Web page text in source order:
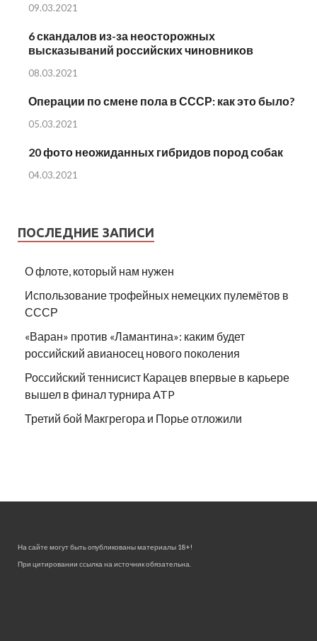
09.03.2021
6 скандалов из-за неосторожных
высказываний российских чиновников
08.03.2021
Операции по смене пола в СССР: как это было?
05.03.2021
20 фото неожиданных гибридов пород собак
04.03.2021
ПОСЛЕДНИЕ ЗАПИСИ
О флоте, который нам нужен
Использование трофейных немецких пулемётов в
СССР
«Варан» против «Ламантина»: каким будет
российский авианосец нового поколения
Российский теннисист Карацев впервые в карьере
вышел в финал турнира ATP
Третий бой Макгрегора и Порье отложили
На сайте могут быть опубликованы материалы 18+!
При цитировании ссылка на источник обязательна.